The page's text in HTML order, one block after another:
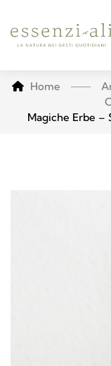
Home
Magiche Erbe –